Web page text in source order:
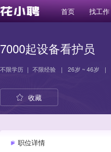
首页 找工作
7000起设备看护员
不限学历 | 不限经验 | 26岁 ~ 46岁 |
收藏
职位详情